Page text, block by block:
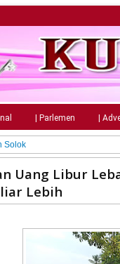
| Parlemen |
Solok
Uang Libur
Lebih